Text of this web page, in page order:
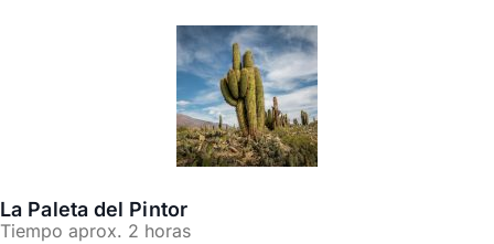
La Paleta del Pintor
Tiempo aprox. 2 horas